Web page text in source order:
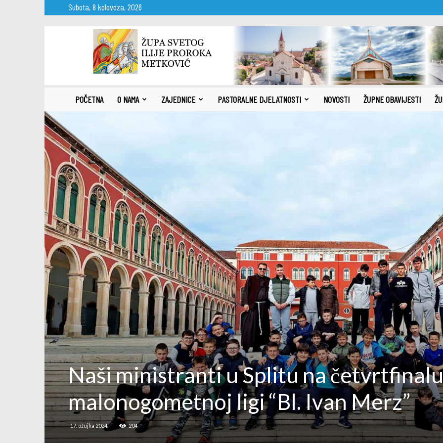
Subota, 8 kolovoza, 2026
Župa
sv.
Ilije
proroka
Metković
POČETNA O NAMA ZAJEDNICE PASTORALNE DJELATNOSTI NOVOSTI ŽUPNE OBAVIJESTI
Naši ministranti u Splitu na
malonogometnoj ligi “Bl. Ivan Merz”
17. ožujka 2024. 204